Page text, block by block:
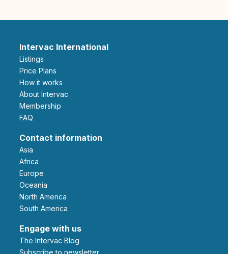
Intervac International
Listings
Price Plans
How it works
About Intervac
Membership
FAQ
Contact information
Asia
Africa
Europe
Oceania
North America
South America
Engage with us
The Intervac Blog
Subscribe to newsletter